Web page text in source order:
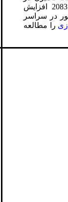
سال 2077، معادل 38000 کامیون در سال 2083 افزایش
و تراکتور در سراسر
را مطالعه